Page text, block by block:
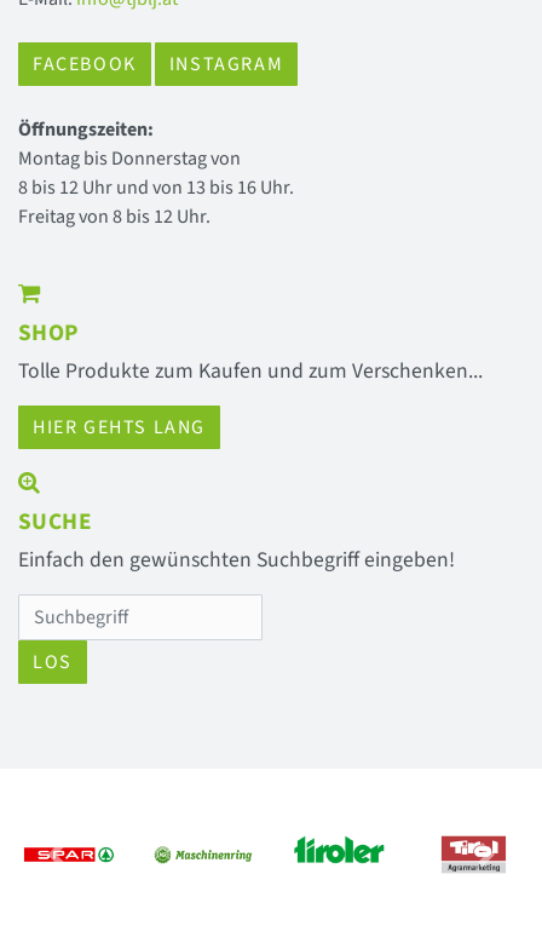
FACEBOOK INSTAGRAM
Öffnungszeiten:
Montag bis Donnerstag von
8 bis 12 Uhr und von 13 bis 16 Uhr.
Freitag von 8 bis 12 Uhr.
SHOP
Tolle Produkte zum Kaufen und zum Verschenken...
HIER GEHTS LANG
SUCHE
Einfach den gewünschten Suchbegriff eingeben!
LOS
Previous Next